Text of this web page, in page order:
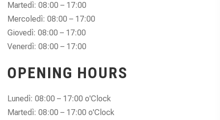
Martedì: 08:00 – 17:00
Mercoledì: 08:00 – 17:00
Giovedì: 08:00 – 17:00
Venerdì: 08:00 – 17:00
OPENING HOURS
Lunedì: 08:00 – 17:00 o'Clock
Martedì: 08:00 – 17:00 o'Clock